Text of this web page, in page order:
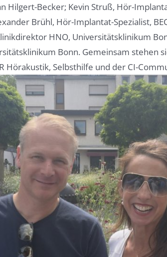
Hilgert-Becker; Kevin Struß, Hör-
Brühl, Hör-Implantat-Spezialist,
HNO, Universitätsklinikum
Bonn. Gemeinsam stehen
Hörakustik, Selbsthilfe und der CI-